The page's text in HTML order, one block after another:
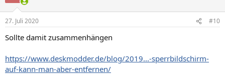
27. Juli 2020 #10
Sollte damit zusammenhängen
https://www.deskmodder.de/blog/2019...-sperrbildschirm-
auf-kann-man-aber-entfernen/